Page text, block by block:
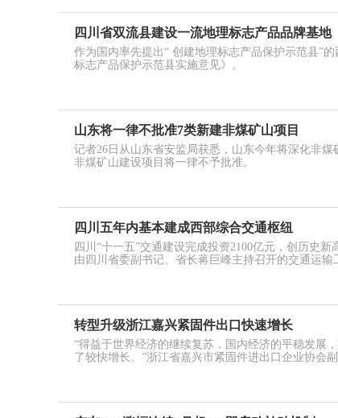
四川省双流县建设一流地理标志产品品牌基地
作为国内率先提出“ 创建地理标志产品保护示范县”
标志产品保护示范县实施意见》。
山东将一律不批准7类新建非煤矿山项目
记者26日从山东省安监局获悉，山东今年将深化非
非煤矿山建设项目将一律不予批准。
四川五年内基本建成西部综合交通枢纽
四川“十一五”交通建设完成投资2100亿元，创历史
由四川省委副书记、省长蒋巨峰主持召开的交通运输
转型升级浙江嘉兴紧固件出口快速增长
“得益于世界经济的继续复苏，国内经济的平稳发展
了较快增长。”浙江省嘉兴市紧固件进出口企业协会副